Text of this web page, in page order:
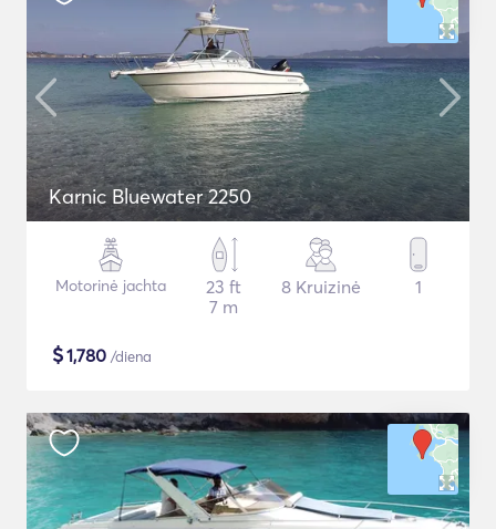
Karnic Bluewater 2250
Motorinė jachta
23 ft
7 m
8 Kruizinė 1
$1,780 /diena